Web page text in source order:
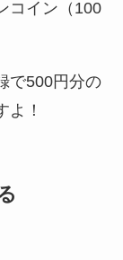
コイン（100
で500円分の
よ！